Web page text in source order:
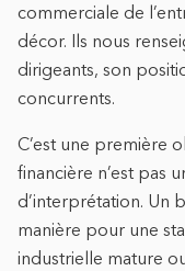
commerciale de
décor. Ils nous
dirigeants, son
concurrents.
C’est une première
financière n’est pas
d’interprétation. Un
manière pour une
industrielle mature